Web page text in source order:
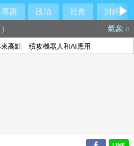
專題 政治 社會
財經
) 氣象
來高點 續攻機器人和AI應用